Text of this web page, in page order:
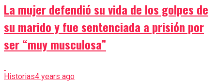
La mujer defendió su vida de los golpes de
su marido y fue sentenciada a prisión por
ser “muy musculosa”
Historias4 years ago